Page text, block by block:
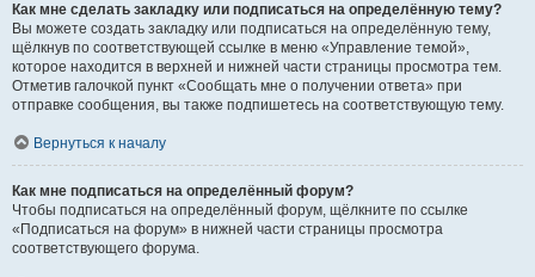
Как мне сделать закладку или подписаться на определённую тему?
Вы можете создать закладку или подписаться на определённую тему,
щёлкнув по соответствующей ссылке в меню «Управление темой»,
которое находится в верхней и нижней части страницы просмотра тем.
Отметив галочкой пункт «Сообщать мне о получении ответа» при
отправке сообщения, вы также подпишетесь на соответствующую тему.
Вернуться к началу
Как мне подписаться на определённый форум?
Чтобы подписаться на определённый форум, щёлкните по ссылке
«Подписаться на форум» в нижней части страницы просмотра
соответствующего форума.